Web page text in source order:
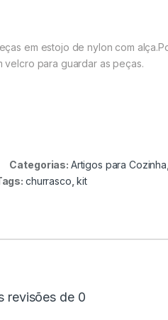
em estojo de nylon com
velcro para guardar as peças.
Categorias: Artigos para Cozinha
churrasco ,kit
revisões de 0